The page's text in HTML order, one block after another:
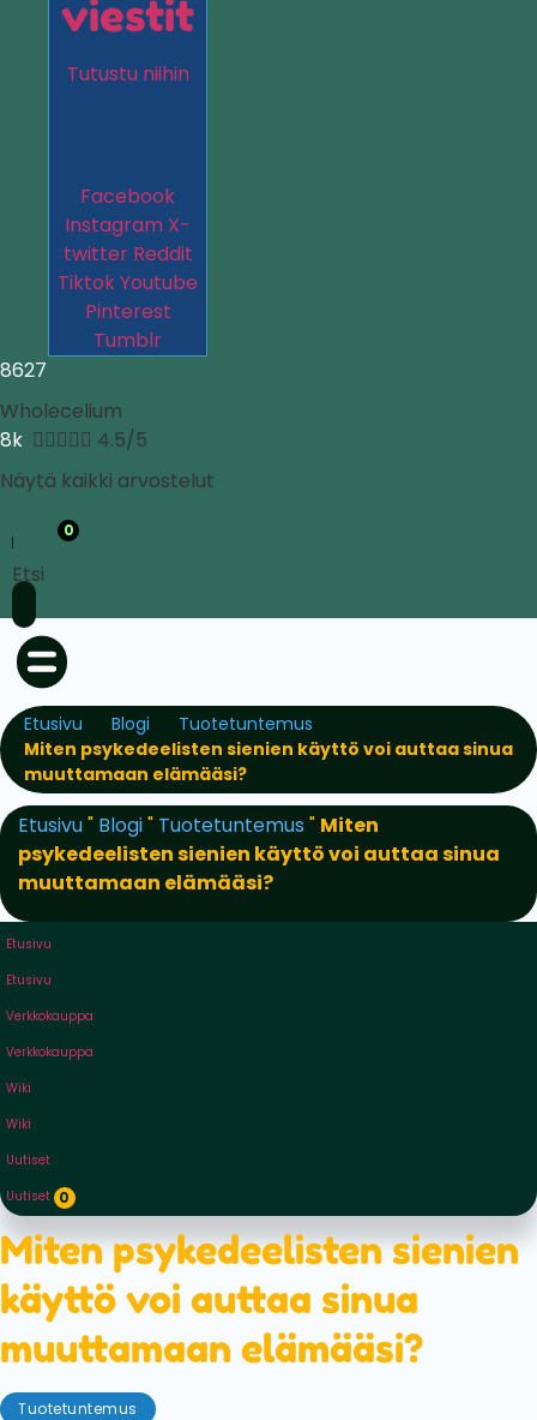
viestit
Tutustu niihin
Facebook
Instagram X-
twitter Reddit
TiktokYoutube
Pinterest
Tumblr
8627
Wholecelium
8k  4.5/5
Näytä kaikki arvostelut
0
Etsi
Etusivu Blogi
Tuotetuntemus
Miten psykedeelisten sienien käyttö voi auttaa sinua
muuttamaan elämääsi?
Etusivu" Blogi" Tuotetuntemus " Miten
psykedeelisten sienien käyttö voi auttaa sinua
muuttamaan elämääsi?
Etusivu
Etusivu
Verkkokauppa
Verkkokauppa
Wiki
Wiki
Uutiset
Uutiset 0
Miten psykedeelisten sienien
käyttö voi auttaa sinua
muuttamaan elämääsi?
Tuotetuntemus